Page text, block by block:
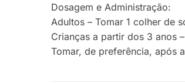
Dosagem e Administração:
Adultos – Tomar 1 colher de
Crianças a partir dos 3 anos
Tomar, de preferência, após